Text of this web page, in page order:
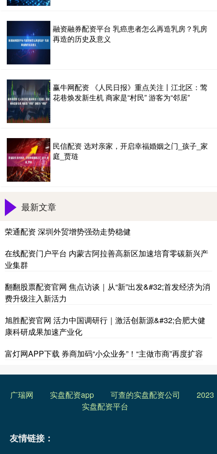
融资融券配资平台 乳癌患者怎么再造乳房？乳房
再造的历史及意义
赢牛网配资 《人民日报》重点关注丨江北区：莺
花巷焕发新生机 商家是“村民” 游客为“邻居”
民信配资 选对亲家，开启幸福婚姻之门_孩子_家
庭_贾琏
最新文章
荣通配资 深圳外贸增势强劲走势稳健
在线配资门户平台 内蒙古阿拉善高新区加速培育零碳新兴产
业集群
翻翻股票配资官网 焦点访谈｜从“新”出发&#32;首发经济为消
费升级注入新活力
旭胜配资官网 活力中国调研行｜激活创新源&#32;合肥大健
康科研成果加速产业化
富灯网APP下载 券商加码“小众业务”！“主做市商”再度扩容
广瑞网 实盘配资app 可查的实盘配资公司
2023
实盘配资平台
友情链接：